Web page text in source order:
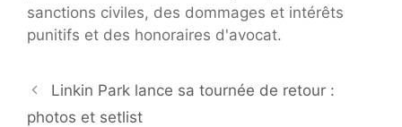
sanctions civiles, des dommages et intérêts
punitifs et des honoraires d'avocat.
Linkin Park lance sa tournée de retour :
photos et setlist